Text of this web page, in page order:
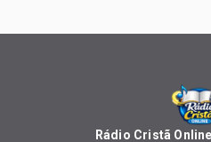
Rádio Cristã